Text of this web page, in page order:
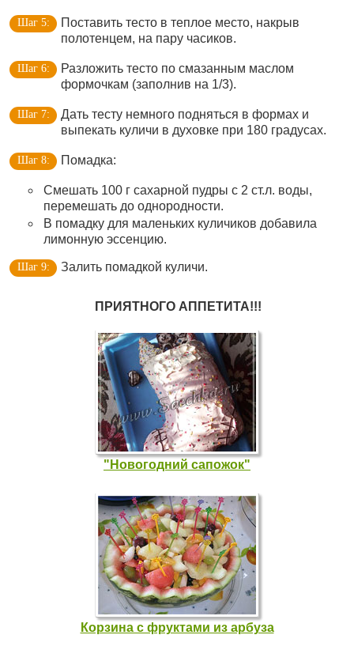
Поставить тесто в теплое место, накрыв
полотенцем, на пару часиков.
Разложить тесто по смазанным маслом
формочкам (заполнив на 1/3).
Дать тесту немного подняться в формах и
выпекать куличи в духовке при 180 градусах.
Помадка:
Смешать 100 г сахарной пудры с 2 ст.л. воды,
перемешать до однородности.
В помадку для маленьких куличиков добавила
лимонную эссенцию.
Залить помадкой куличи.
ПРИЯТНОГО АППЕТИТА!!!
"Новогодний сапожок"
Корзина с фруктами из арбуза